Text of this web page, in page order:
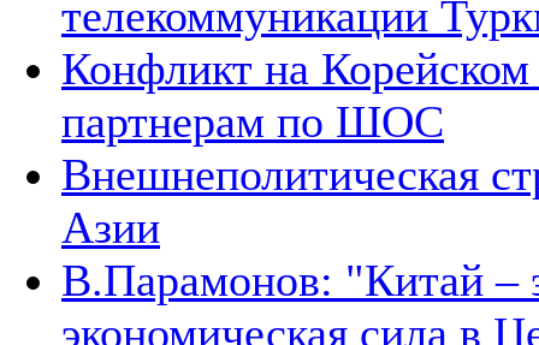
телекоммуникации
Конфликт на
партнерам по ШОС
Внешнеполитическая
Азии
В.Парамонов: "Китай –
экономическая сила в